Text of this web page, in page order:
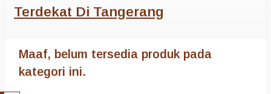
Terdekat Di Tangerang
Maaf, belum tersedia produk pada
kategori ini.